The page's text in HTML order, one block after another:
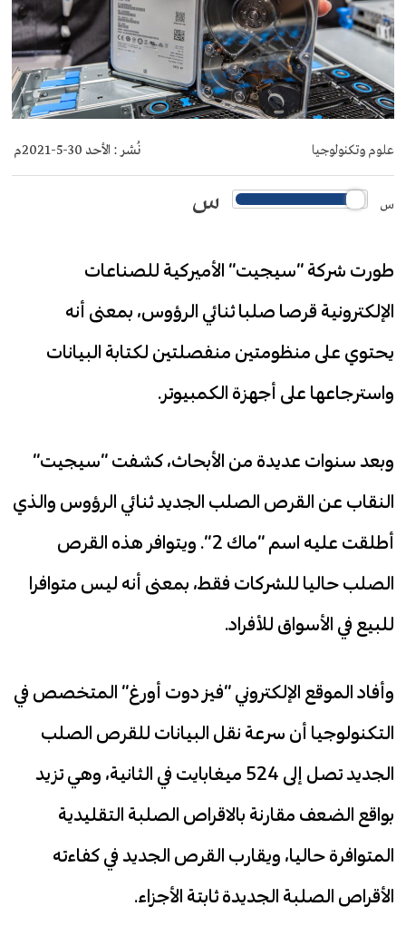
علوم وتكنولوجيا نُشر : الأحد 30-5-2021م
س س
طورت شركة “سيجيت” الأميركية للصناعات
الإلكترونية قرصا صلبا ثنائي الرؤوس، بمعنى أنه
يحتوي على منظومتين منفصلتين لكتابة البيانات
واسترجاعها على أجهزة الكمبيوتر.
وبعد سنوات عديدة من الأبحاث، كشفت “سيجيت”
النقاب عن القرص الصلب الجديد ثنائي الرؤوس والذي
أطلقت عليه اسم “ماك 2”. ويتوافر هذه القرص
الصلب حاليا للشركات فقط، بمعنى أنه ليس متوافرا
للبيع في الأسواق للأفراد.
وأفاد الموقع الإلكتروني “فيز دوت أورغ” المتخصص في
التكنولوجيا أن سرعة نقل البيانات للقرص الصلب
الجديد تصل إلى 524 ميغابايت في الثانية، وهي تزيد
بواقع الضعف مقارنة بالاقراص الصلبة التقليدية
المتوافرة حاليا، ويقارب القرص الجديد في كفاءته
الأقراص الصلبة الجديدة ثابتة الأجزاء.